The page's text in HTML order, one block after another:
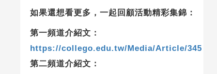
如果還想看更多，一起回顧活動精彩集錦：
第一頻道介紹文：
https://collego.edu.tw/Media/Article/345
第二頻道介紹文：